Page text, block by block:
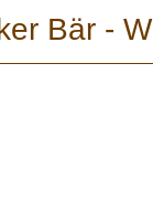
Bär -